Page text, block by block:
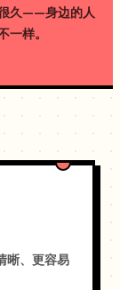
久——身边的人
样。
晰、更容易